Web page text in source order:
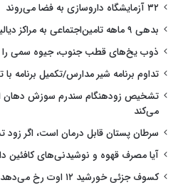
۳۲ آزمایشگاه داروسازی به فضا می‌روند
بدهی ۹ ماهه تامین‌اجتماعی به مراکز دیالیز
ذوب یخ‌های قطب جنوب، جیوه سمی را
تداوم برنامه شیر مدارس/تکمیل برنامه با
تشخیص زودهنگام سندرم سوزش دهان
می‌کند
سرطان پستان قابل درمان است، اگر
آیا مصرف قهوه و نوشیدنی‌های کافئین
کسوف جزئی خورشید ۱۲ اوت رخ می‌دهد